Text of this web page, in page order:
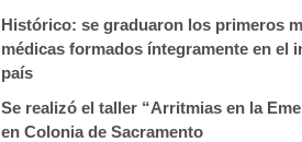
Histórico: se graduaron los primeros
médicas formados íntegramente en el
país
Se realizó el taller “Arritmias en la
en Colonia de Sacramento